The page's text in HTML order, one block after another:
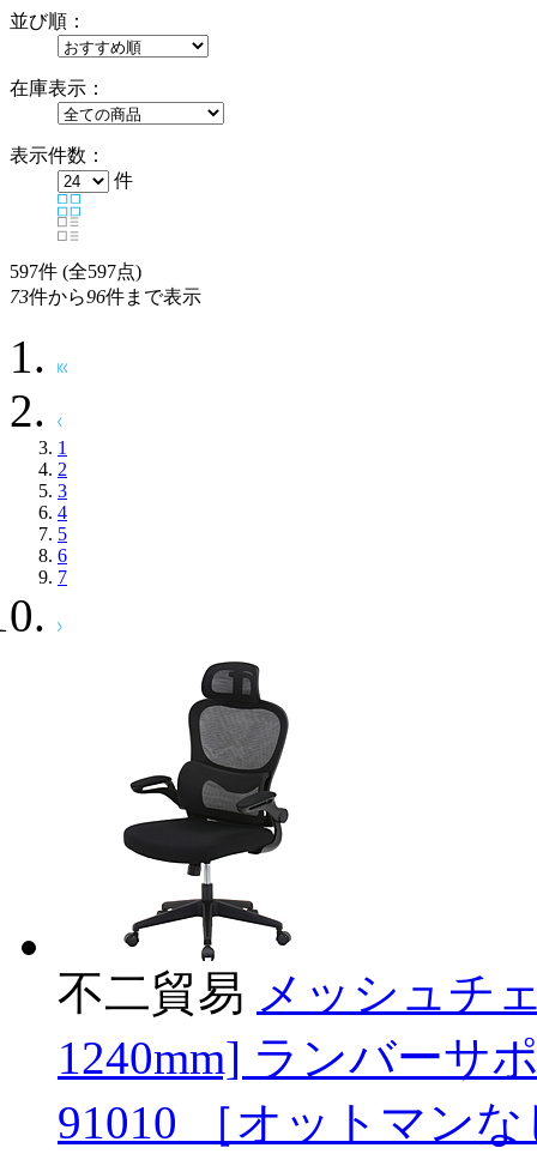
並び順：
在庫表示：
表示件数：
件
597件 (全597点)
73件から96件まで表示
1
2
3
4
5
6
7
不二貿易 メッシュチ
1240mm] ランバーサ
91010 ［オットマン